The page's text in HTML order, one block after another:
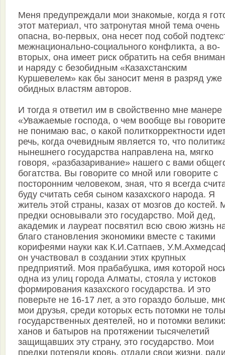
Меня предупреждали мои знакомые, когда я
этот материал, что затронутая мной тема очень
опасна, во-первых, она несет под собой
межнационально-социального конфликта, а во-
вторых, она имеет риск обратить на себя
и наряду с безобидным «Казахстанским
Куршевелем» как бы заносит меня в разряд уже
обидных властям авторов.
И тогда я ответил им в свойственно мне манере
«Уважаемые господа, о чем вообще вы
не понимаю вас, о какой политкорректности
речь, когда очевидным является то, что
нынешнего государства направлена на, мягко
говоря, «разбазаривание» нашего с вами
богатства. Вы говорите со мной или говорите с
посторонним человеком, зная, что я всегда
буду считать себя сыном казахского народа. Я
житель этой страны, казах от мозгов до костей.
предки основывали это государство. Мой дед,
академик и лауреат посвятил всю свою жизнь
благо становления экономики вместе с такими
корифеями науки как К.И.Сатпаев,
он участвовал в создании этих крупных
предприятий. Моя прабабушка, имя которой
одна из улиц города Алматы, стояла у истоков
формирования казахского государства. И это
поверьте не 16-17 лет, а это гораздо больше,
мои друзья, среди которых есть потомки не
государственных деятелей, но и потомки
ханов и батыров на протяжении тысячелетий
защищавших эту страну, это государство. Мои
предки потеряли кровь, отдали свои жизни,